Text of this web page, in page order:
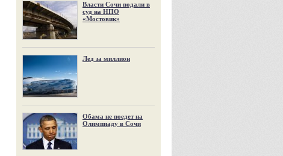
Власти Сочи подали в
суд на НПО
«Мостовик»
Лед за миллион
Обама не поедет на
Олимпиаду в Сочи